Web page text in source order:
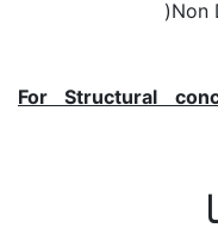
Non
For Structural